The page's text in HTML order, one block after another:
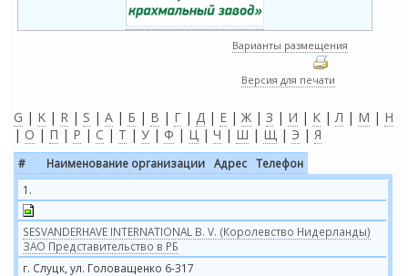
Варианты размещения
Версия для печати
G | K | R | S | А | Б | В | Г | Д | Е | Ж | З | И | К |Л | М | Н
| О | П | Р | С | Т | У | Ф | Ц | Ч | Ш | Щ | Э | Я
# Наименование организации Адрес
Телефон
1.
SESVANDERHAVE INTERNATIONAL B. V. (Королевство Нидерланды)
ЗАО Представительство в РБ
г. Слуцк, ул. Головащенко 6-317